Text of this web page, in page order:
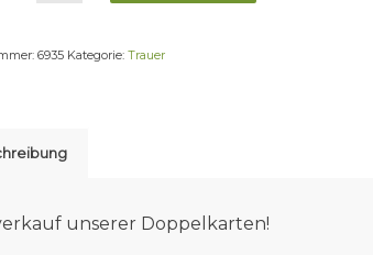
6935 Kategorie:Trauer
unserer Doppelkarten!